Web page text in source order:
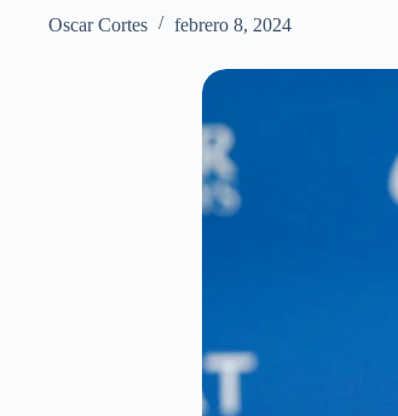
Oscar Cortes febrero 8, 2024